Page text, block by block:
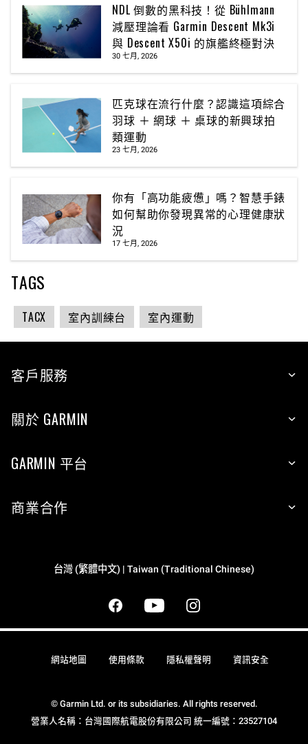
NDL 倒數的黑科技！從 Bühlmann
減壓理論看 Garmin Descent Mk3i
與 Descent X50i 的旗艦終極對決
30 七月, 2026
匹克球在流行什麼？認識這項綜合
羽球 ＋ 網球 ＋ 桌球的新興球拍
類運動
23 七月, 2026
你有「高功能疲憊」嗎？智慧手錶
如何幫助你發現異常的心理健康狀
況
17 七月, 2026
TAGS
TACX 室內訓練台 室內運動
客戶服務
關於 GARMIN
GARMIN 平台
商業合作
台灣 (繁體中文) | Taiwan (Traditional Chinese)
© Garmin Ltd. or its subsidiaries. All rights reserved.
營業人名稱：台灣國際航電股份有限公司 統一編號：23527104
網站地圖 使用條款 隱私權聲明 資訊安全